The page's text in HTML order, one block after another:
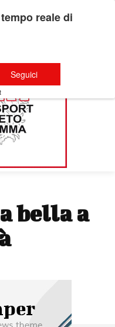
bella a
reale di
Seguici